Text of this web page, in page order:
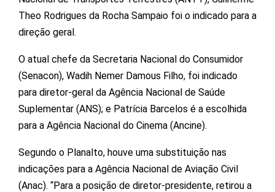
Theo Rodrigues da Rocha Sampaio foi o indicado para a
direção geral.
O atual chefe da Secretaria Nacional do Consumidor
(Senacon), Wadih Nemer Damous Filho, foi indicado
para diretor-geral da Agência Nacional de Saúde
Suplementar (ANS); e Patrícia Barcelos é a escolhida
para a Agência Nacional do Cinema (Ancine).
Segundo o Planalto, houve uma substituição nas
indicações para a Agência Nacional de Aviação Civil
(Anac). “Para a posição de diretor-presidente, retirou a